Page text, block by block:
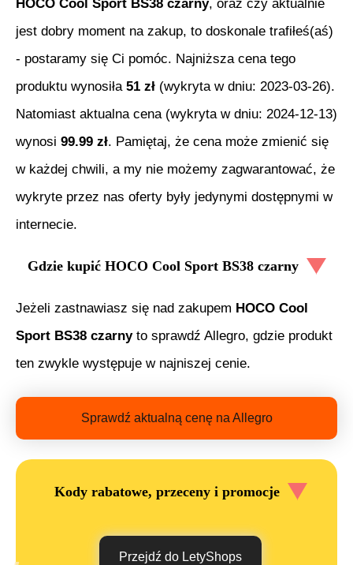
HOCO Cool Sport BS38 czarny, oraz czy aktualnie
jest dobry moment na zakup, to doskonale trafiłeś(aś)
- postaramy się Ci pomóc. Najniższa cena tego
produktu wynosiła 51 zł (wykryta w dniu: 2023-03-26).
Natomiast aktualna cena (wykryta w dniu: 2024-12-13)
wynosi 99.99 zł. Pamiętaj, że cena może zmienić się
w każdej chwili, a my nie możemy zagwarantować, że
wykryte przez nas oferty były jedynymi dostępnymi w
internecie.
Gdzie kupić HOCO Cool Sport BS38 czarny
Jeżeli zastnawiasz się nad zakupem HOCO Cool
Sport BS38 czarnyto sprawdź Allegro, gdzie produkt
ten zwykle występuje w najniszej cenie.
Sprawdź aktualną cenę na Allegro
Kody rabatowe, przeceny i promocje
Przejdź do LetyShops